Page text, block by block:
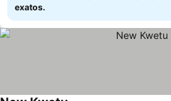
exatos.